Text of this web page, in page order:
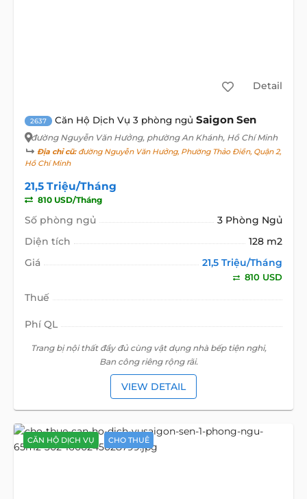
Detail
2637 Căn Hộ Dịch Vụ 3 phòng ngủ Saigon Sen
đường Nguyễn Văn Hưởng, phường An Khánh, Hồ Chí Minh
Địa chỉ cũ:đường Nguyễn Văn Hưởng, Phường Thảo Điền, Quận 2,
Hồ Chí Minh
21,5 Triệu/Tháng
810 USD/Tháng
Số phòng ngủ
3 Phòng Ngủ
Diện tích
128 m2
Giá
21,5 Triệu/Tháng
810 USD
Thuế
Phí QL
Trang bị nội thất đầy đủ cùng vật dụng nhà bếp tiện nghi,
Ban công riêng rộng rãi.
VIEW DETAIL
CĂN HỘ DỊCH VỤ CHO THUÊ